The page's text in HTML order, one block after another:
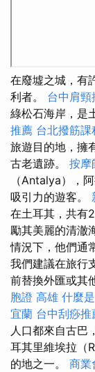
在廢墟之城，有
利者。 台中肩頸
綠松石海岸，是
推薦 台北撥筋課
旅遊目的地，擁
古老遺跡。 按摩
（Antalya），
吸引力的遊客。
在土耳其，共有
勵其美麗的清澈
情況下，他們通
我們建議在旅行
前替換外匯或其
胞證 高雄 什麼是
宜蘭 台中刮痧
人口都來自古巴
耳其里維埃拉（
的地之一。 商業